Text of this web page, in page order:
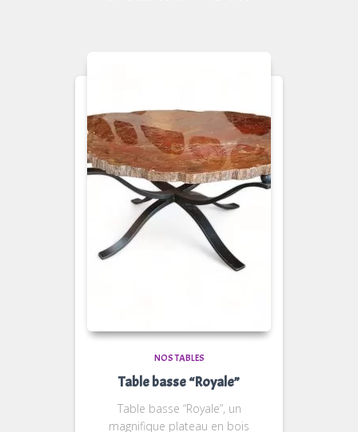
NOS TABLES
Table basse “Royale”
Table basse “Royale”, un
magnifique plateau en bois